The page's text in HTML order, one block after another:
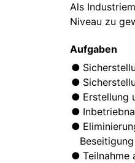
Als
Niveau zu
Aufgaben
Erstellung
Beseitigung
Teilnahme